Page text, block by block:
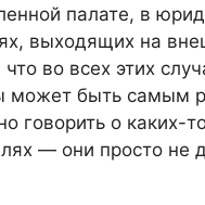
палате, в
выходящих на
во всех этих
может быть самым
говорить о каких-
— они просто не